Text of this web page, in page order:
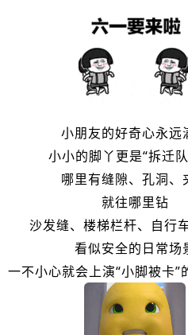
小朋友的好奇心永远
小小的脚丫更是“拆迁
哪里有缝隙、孔洞、
就往哪里钻
沙发缝、楼梯栏杆、自行
看似安全的日常场
一不小心就会上演“小脚被卡”